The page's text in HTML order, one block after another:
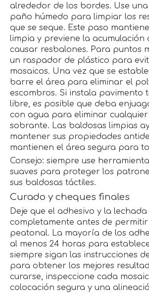
alrededor de los bordes. Use
paño húmedo para limpiar los
que se seque. Este paso
limpia y previene la acumulación
causar resbalones. Para puntos
un raspador de plástico para
mosaicos. Una vez que se
barre el área para eliminar el
escombros. Si instala pavimento
libre, es posible que deba
con agua para eliminar
sobrante. Las baldosas limpias
mantener sus propiedades
mantienen el área segura para
Consejo: siempre use
suaves para proteger los
sus baldosas táctiles.
Curado y cheques finales
Deje que el adhesivo y la lechada
completamente antes de
peatonal. La mayoría de los
al menos 24 horas para
siempre sigan las instrucciones
para obtener los mejores
curarse, inspeccione cada
colocación segura y una